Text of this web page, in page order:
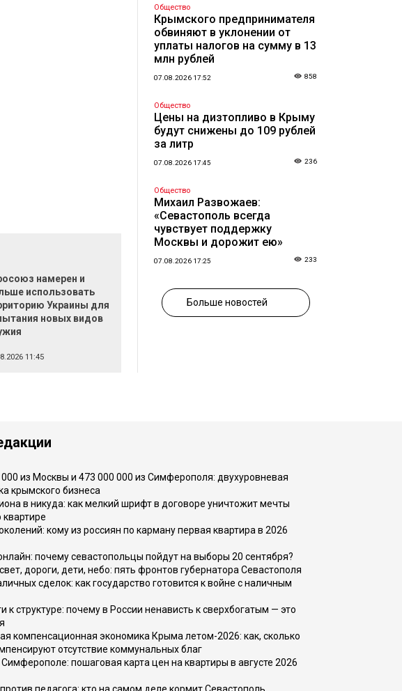
намерен и
использовать
Украины для
новых видов
11:45
Общество
Крымского предпринимателя
обвиняют в уклонении от
уплаты налогов на сумму в 13
млн рублей
07.08.2026 17:52 858
Общество
Цены на дизтопливо в Крыму
будут снижены до 109 рублей
за литр
07.08.2026 17:45 236
Общество
Михаил Развожаев:
«Севастополь всегда
чувствует поддержку
Москвы и дорожит ею»
07.08.2026 17:25 233
Больше новостей
000 из Москвы и 473 000 000 из Симферополя: двухуровневая
крымского бизнеса
в никуда: как мелкий шрифт в договоре уничтожит мечты
квартире
кому из россиян по карману первая квартира в 2026
почему севастопольцы пойдут на выборы 20 сентября?
дороги, дети, небо: пять фронтов губернатора Севастополя
сделок: как государство готовится к войне с наличным
к структуре: почему в России ненависть к сверхбогатым — это
компенсационная экономика Крыма летом-2026: как, сколько
отсутствие коммунальных благ
пошаговая карта цен на квартиры в августе 2026